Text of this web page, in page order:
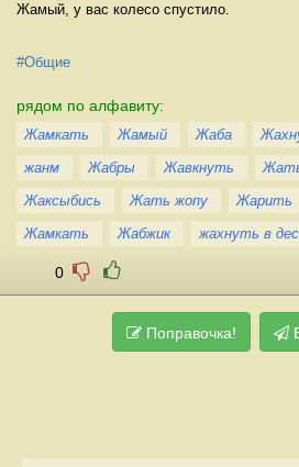
Жамый, у вас колесо спустило.
#Общие
рядом по алфавиту:
Жамкать Жамый Жаба
жанм
Жабры Жавкнуть
Жаксыбись
Жать жопу Жарить
Жамкать
Жабжик жахнуть в
0
Поправочка!